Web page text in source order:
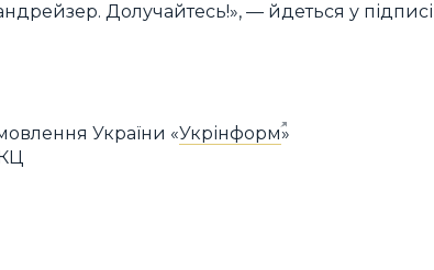
Долучайтесь!», — йдеться у підписі
України «Укрінформ»